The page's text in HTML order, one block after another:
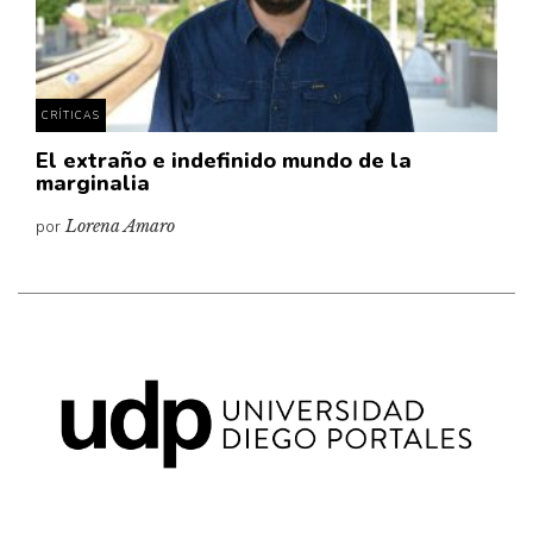
Pensamiento ilustrado
Personaje
Personajes secundarios
Política
Relecturas
Sociedad
Vidas paralelas
CRÍTICAS
El extraño e indefinido mundo de la
marginalia
porLorena Amaro